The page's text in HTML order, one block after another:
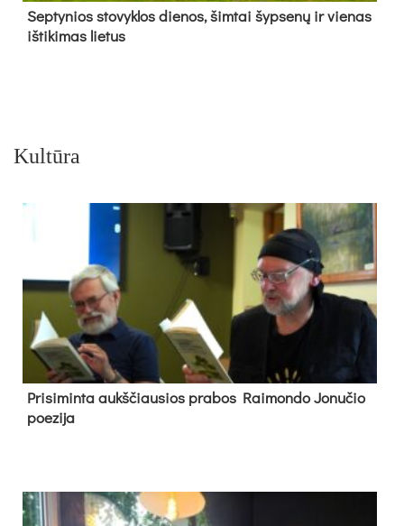
Sep­ty­nios sto­vyk­los die­nos, šim­tai šyp­se­nų ir vie­nas
iš­ti­ki­mas lie­tus
Kultūra
Pri­si­min­ta aukš­čiau­sios pra­bos Rai­mon­do Jo­nu­čio
poe­zi­ja